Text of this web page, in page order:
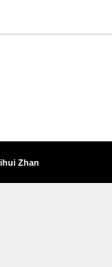
Zhan